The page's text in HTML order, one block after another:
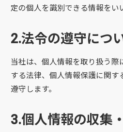
定の個人を識別できる情報をい
2.法令の遵守につ
当社は、個人情報を取り扱う際
する法律、個人情報保護に関す
遵守します。
3.個人情報の収集